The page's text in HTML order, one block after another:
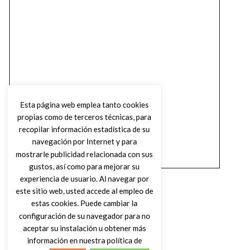
Esta página web emplea tanto cookies
propias como de terceros técnicas, para
recopilar información estadística de su
navegación por Internet y para
mostrarle publicidad relacionada con sus
gustos, así como para mejorar su
experiencia de usuario. Al navegar por
este sitio web, usted accede al empleo de
estas cookies. Puede cambiar la
configuración de su navegador para no
aceptar su instalación u obtener más
información en nuestra política de